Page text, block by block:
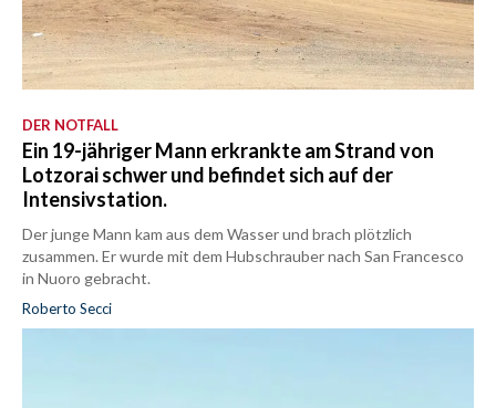
DER NOTFALL
Ein 19-jähriger Mann erkrankte am Strand von
Lotzorai schwer und befindet sich auf der
Intensivstation.
Der junge Mann kam aus dem Wasser und brach plötzlich
zusammen. Er wurde mit dem Hubschrauber nach San Francesco
in Nuoro gebracht.
Roberto Secci